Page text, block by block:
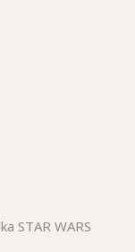
STAR WARS